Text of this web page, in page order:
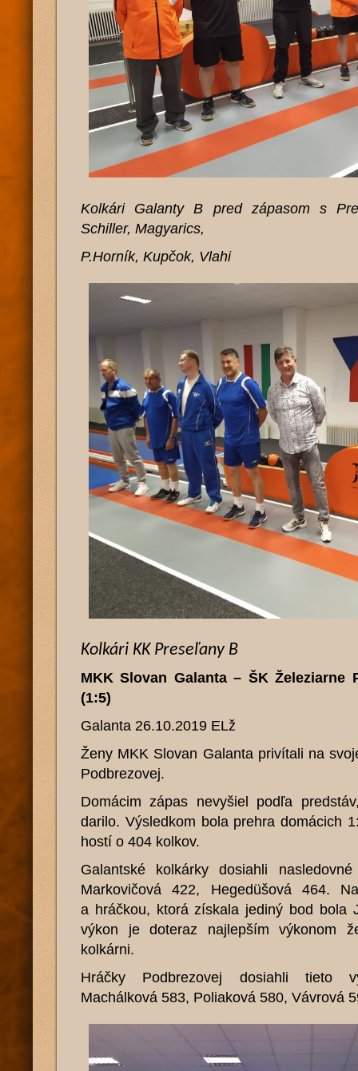
Kolkári Galanty B pred zápasom s
Schiller, Magyarics,
P.Horník, Kupčok, Vlahi
Kolkári KK Preseľany B
MKK Slovan Galanta – ŠK
(1:5)
Galanta 26.10.2019 ELž
Ženy MKK Slovan Galanta privítali na
Podbrezovej.
Domácim zápas nevyšiel podľa
darilo. Výsledkom bola prehra domácich
hostí o 404 kolkov.
Galantské kolkárky dosiahli
Markovičová 422, Hegedüšová 464.
a hráčkou, ktorá získala jediný bod bola
výkon je doteraz najlepším výkonom
kolkárni.
Hráčky Podbrezovej dosiahli tieto
Machálková 583, Poliaková 580, Vávrová